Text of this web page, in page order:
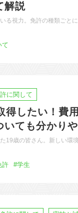
解説
る視力。免許の種類ごと
て
に関して
得したい！費
いても分かり
19歳の皆さん。新しい環
許 #学生